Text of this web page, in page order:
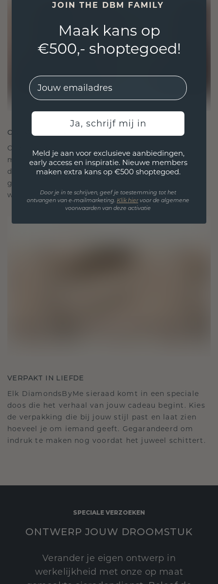
ONTWORPEN VOOR VERBINDING
Onze ontwerpfilosofie is gericht op verbinding,
met elk stuk ontworpen om de tand des tijds te
doorstaan. Het wordt jouw symbool van liefde en
gekoesterde momenten, bedoeld om voor altijd te
worden gedragen en gekoesterd.
VERPAKT IN LIEFDE
Elk DiamondsByMe sieraad komt in een speciale
doos die het verhaal van jouw cadeau begint. Kies
de verpakking die bij jouw stijl past en laat zien
hoeveel je om iemand geeft. Gegarandeerd om
indruk te maken nog voordat het juweel schittert.
SPECIALE VERZOEKEN
ONTWERP JOUW DROOMSTUK
Verander je eigen ontwerp in
werkelijkheid met onze op maat
JOIN THE DBM FAMILY
Maak kans op
€500,- shoptegoed!
EMail
Ja, schrijf mij in
Meld je aan voor exclusieve aanbiedingen,
early access en inspiratie. Nieuwe members
maken extra kans op €500 shoptegoed.
Door je in te schrijven, geef je toestemming tot het
ontvangen van e-mailmarketing. Klik hiervoor de algemene
voorwaarden van deze activatie